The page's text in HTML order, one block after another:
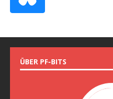
ÜBER PF-BITS